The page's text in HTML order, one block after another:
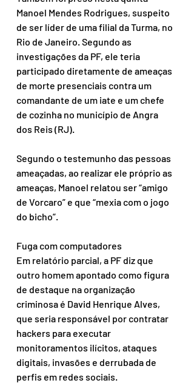
Manoel Mendes Rodrigues, suspeito
de ser líder de uma filial da Turma, no
Rio de Janeiro. Segundo as
investigações da PF, ele teria
participado diretamente de ameaças
de morte presenciais contra um
comandante de um iate e um chefe
de cozinha no município de Angra
dos Reis (RJ).
Segundo o testemunho das pessoas
ameaçadas, ao realizar ele próprio as
ameaças, Manoel relatou ser “amigo
de Vorcaro” e que “mexia com o jogo
do bicho”.
Fuga com computadores
Em relatório parcial, a PF diz que
outro homem apontado como figura
de destaque na organização
criminosa é David Henrique Alves,
que seria responsável por contratar
hackers para executar
monitoramentos ilícitos, ataques
digitais, invasões e derrubada de
perfis em redes sociais.